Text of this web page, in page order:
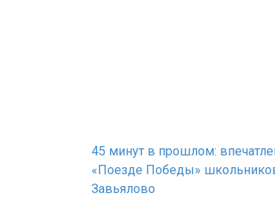
45 минут в прошлом:
«Поезде Победы»
Завьялово